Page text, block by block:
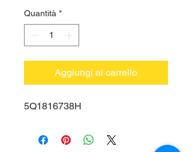
Quantità *
Aggiungi al carrello
5Q1816738H